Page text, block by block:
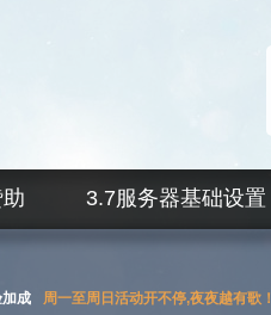
3.7服务器基础设置
成 周一至周日活动开不停,夜夜越有歌！